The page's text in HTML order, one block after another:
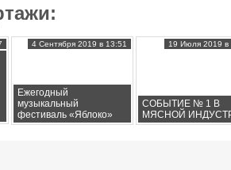
Ежегодный
музыкальный
фестиваль «Яблоко»
4 Сентября 2019 в 13:51
СОБЫТИЕ № 1 В
МЯСНОЙ
19 Июля 2019 в